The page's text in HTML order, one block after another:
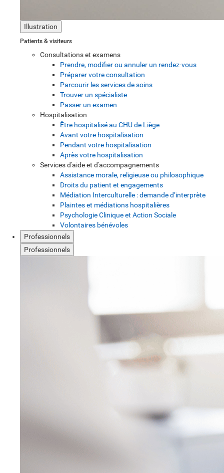
Illustration
Patients & visiteurs
Consultations et examens
Prendre, modifier ou annuler un rendez-vous
Préparer votre consultation
Parcourir les services de soins
Trouver un spécialiste
Passer un examen
Hospitalisation
Être hospitalisé au CHU de Liège
Avant votre hospitalisation
Pendant votre hospitalisation
Après votre hospitalisation
Services d'aide et d'accompagnements
Assistance morale, religieuse ou philosophique
Droits du patient et engagements
Médiation Interculturelle : demande d’interprète
Plaintes et médiations hospitalières
Psychologie Clinique et Action Sociale
Volontaires bénévoles
Professionnels
Professionnels